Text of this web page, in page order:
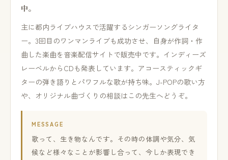
中。
主に都内ライブハウスで活躍するシンガーソングライタ
ー。3回目のワンマンライブも成功させ、自身が作詞・作
曲した楽曲を音楽配信サイトで販売中です。インディーズ
レーベルからCDも発表しています。アコースティックギ
ターの弾き語りとパワフルな歌が持ち味。J-POPの歌い方
や、オリジナル曲づくりの相談はこの先生へどうぞ。
MESSAGE
歌って、生き物なんです。その時の体調や気分、気
候など様々なことが影響し合って、今しか表現でき